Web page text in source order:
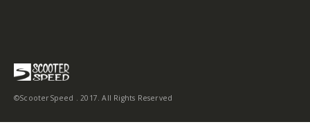
©ScooterSpeed . 2017. All Rights Reserved